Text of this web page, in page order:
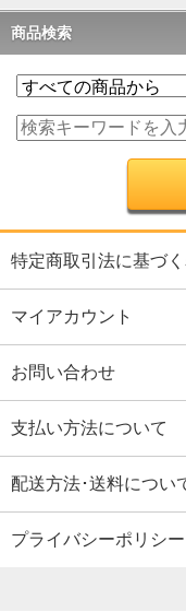
商品検索
特定商取引法に基づく
マイアカウント
お問い合わせ
支払い方法について
配送方法･送料につい
プライバシーポリシー